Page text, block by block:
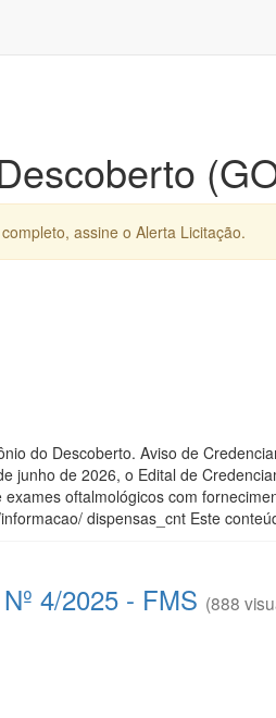
assine o Alerta Licitação.
do Descoberto. Aviso de
de 2026, o Edital de
oftalmológicos com
dispensas_cnt Este
4/2025 - FMS (888